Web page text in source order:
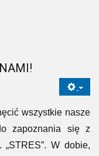
wszystkie nasze
zapoznania się z
W dobie,